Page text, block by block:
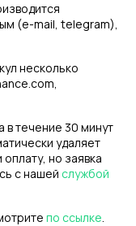
(e-mail, telegram),
несколько
в течение 30 минут
удаляет
но заявка
с нашей службой
по ссылке.